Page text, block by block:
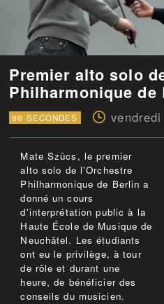
Premier alto solo
Philharmonique de
90 SECONDES
Mate Szücs, le premier
alto solo de l'Orchestre
Philharmonique de Berlin a
donné un cours
d'interprétation public à la
Haute École de Musique de
Neuchâtel. Les étudiants
ont eu le privilège, à tour
de rôle et durant une
heure, de bénéficier des
conseils du musicien.